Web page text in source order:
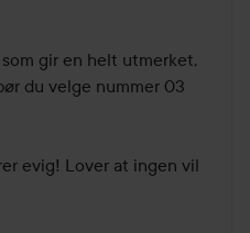
gir en helt utmerket,
du velge nummer 03
evig! Lover at ingen vil